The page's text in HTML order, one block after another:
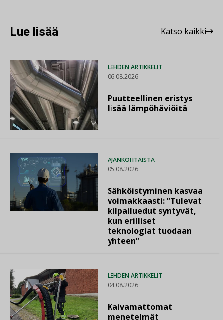
Lue lisää Katso kaikki
LEHDEN ARTIKKELIT
06.08.2026
Puutteellinen eristys
lisää lämpöhäviöitä
AJANKOHTAISTA
05.08.2026
Sähköistyminen kasvaa
voimakkaasti: ”Tulevat
kilpailuedut syntyvät,
kun erilliset
teknologiat tuodaan
yhteen”
LEHDEN ARTIKKELIT
04.08.2026
Kaivamattomat
menetelmät